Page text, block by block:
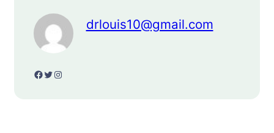
drlouis10@gmail.com
Facebook Twitter Instagram